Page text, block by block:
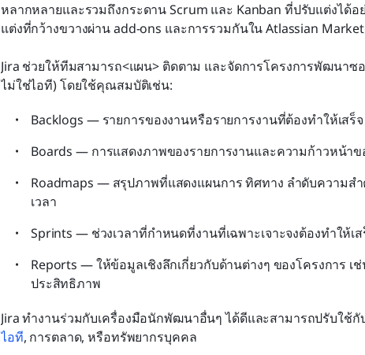
หลากหลายและรวมถึงกระดาน Scrum และ Kanban ที่ปรับแต่งได้อ
แต่งที่กว้างขวางผ่าน add-ons และการรวมกันใน Atlassian
Jira ช่วยให้ทีมสามารถ<แผน> ติดตาม และจัดการโครงการพัฒนาซ
ไม่ใช่ไอที) โดยใช้คุณสมบัติเช่น:
Backlogs — รายการของงานหรือรายการงานที่ต้องทำให้เสร็จ
Boards — การแสดงภาพของรายการงานและความก้าวหน้า
Roadmaps — สรุปภาพที่แสดงแผนการ ทิศทาง ลำดับความ
เวลา
Sprints — ช่วงเวลาที่กำหนดที่งานที่เฉพาะเจาะจงต้องทำให้เส
Reports — ให้ข้อมูลเชิงลึกเกี่ยวกับด้านต่างๆ ของโครงการ
ประสิทธิภาพ
Jira ทำงานร่วมกับเครื่องมือนักพัฒนาอื่นๆ ได้ดีและสามารถปรับใช้
ไอที, การตลาด, หรือทรัพยากรบุคคล